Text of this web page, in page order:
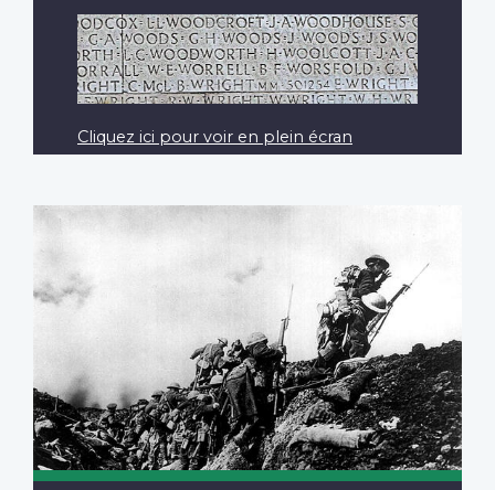
Cliquez ici pour voir en plein écran